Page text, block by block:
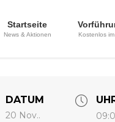
Startseite
News & Aktionen Kostenlos
DATUM
20 Nov..